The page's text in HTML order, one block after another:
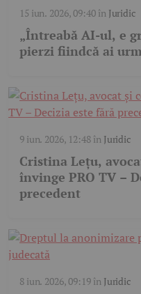
15 iun. 2026, 09:40în Juridic
„Întreabă AI-ul, e
pierzi fiindcă ai
9 iun. 2026, 12:48în Juridic
Cristina Lețu,
învinge PRO TV –
precedent
8 iun. 2026, 09:19în Juridic